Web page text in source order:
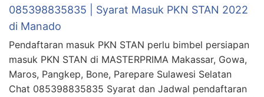
085398835835 | Syarat Masuk PKN STAN 2022
di Manado
Pendaftaran masuk PKN STAN perlu bimbel persiapan
masuk PKN STAN di MASTERPRIMA Makassar, Gowa,
Maros, Pangkep, Bone, Parepare Sulawesi Selatan
Chat 085398835835 Syarat dan Jadwal pendaftaran